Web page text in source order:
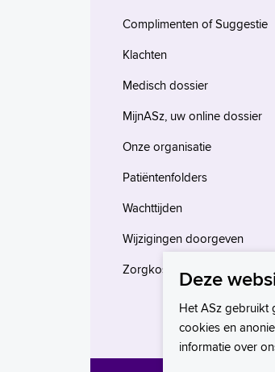
Complimenten of Suggestie
Klachten
Medisch dossier
MijnASz, uw online dossier
Onze organisatie
Patiëntenfolders
Wachttijden
Wijzigingen doorgeven
Zorgkosten enDeze
Het ASz gebruikt
cookies en
informatie over